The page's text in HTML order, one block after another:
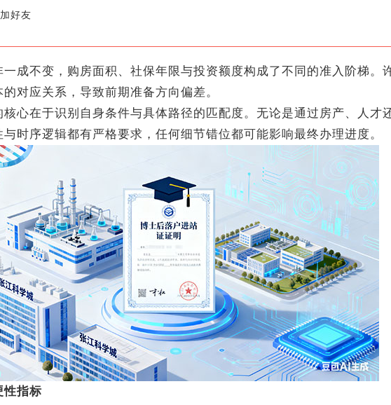
好友
不变，购房面积、社保年限与投资额度构成了不同的准入阶梯。
对应关系，导致前期准备方向偏差。
核心在于识别自身条件与具体路径的匹配度。无论是通过房产、人才
时序逻辑都有严格要求，任何细节错位都可能影响最终办理进度。
性指标